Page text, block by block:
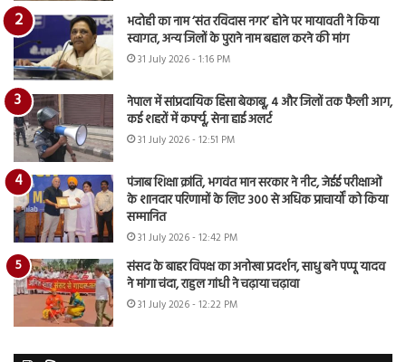
भदोही का नाम ‘संत रविदास नगर’ होने पर मायावती ने किया
स्वागत, अन्य जिलों के पुराने नाम बहाल करने की मांग
31 July 2026 - 1:16 PM
नेपाल में सांप्रदायिक हिंसा बेकाबू, 4 और जिलों तक फैली आग,
कई शहरों में कर्फ्यू, सेना हाई अलर्ट
31 July 2026 - 12:51 PM
पंजाब शिक्षा क्रांति, भगवंत मान सरकार ने नीट, जेईई परीक्षाओं
के शानदार परिणामों के लिए 300 से अधिक प्राचार्यों को किया
सम्मानित
31 July 2026 - 12:42 PM
संसद के बाहर विपक्ष का अनोखा प्रदर्शन, साधु बने पप्पू यादव
ने मांगा चंदा, राहुल गांधी ने चढ़ाया चढ़ावा
31 July 2026 - 12:22 PM